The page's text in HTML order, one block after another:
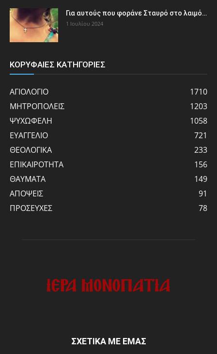
Για αυτούς που φοράνε Σταυρό στο λαιμό…
1 Ιουλίου 2024
ΚΟΡΥΦΑΙΕΣ ΚΑΤΗΓΟΡΙΕΣ
ΑΓΙΟΛΟΓΙΟ
1710
ΜΗΤΡΟΠΟΛΕΙΣ
1203
ΨΥΧΩΦΕΛΗ
1058
ΕΥΑΓΓΕΛΙΟ
721
ΘΕΟΛΟΓΙΚΑ
233
ΕΠΙΚΑΙΡΟΤΗΤΑ
156
ΘΑΥΜΑΤΑ
149
ΑΠΟΨΕΙΣ
91
ΠΡΟΣΕΥΧΕΣ
78
ΣΧΕΤΙΚΑ ΜΕ ΕΜΑΣ